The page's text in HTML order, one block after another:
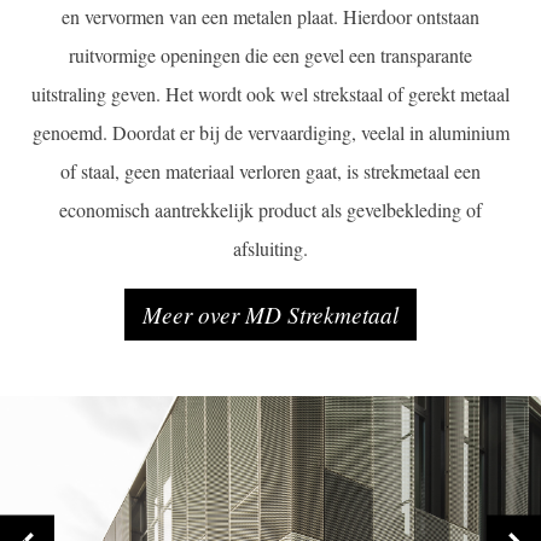
en vervormen van een metalen plaat. Hierdoor ontstaan
ruitvormige openingen die een gevel een transparante
uitstraling geven. Het wordt ook wel strekstaal of gerekt metaal
genoemd. Doordat er bij de vervaardiging, veelal in aluminium
of staal, geen materiaal verloren gaat, is strekmetaal een
economisch aantrekkelijk product als gevelbekleding of
afsluiting.
Meer over MD Strekmetaal